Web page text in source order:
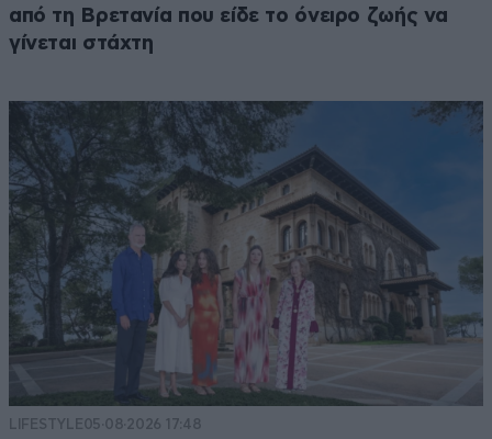
από τη Βρετανία που είδε το όνειρο ζωής να
γίνεται στάχτη
LIFESTYLE05·08·2026 17:48